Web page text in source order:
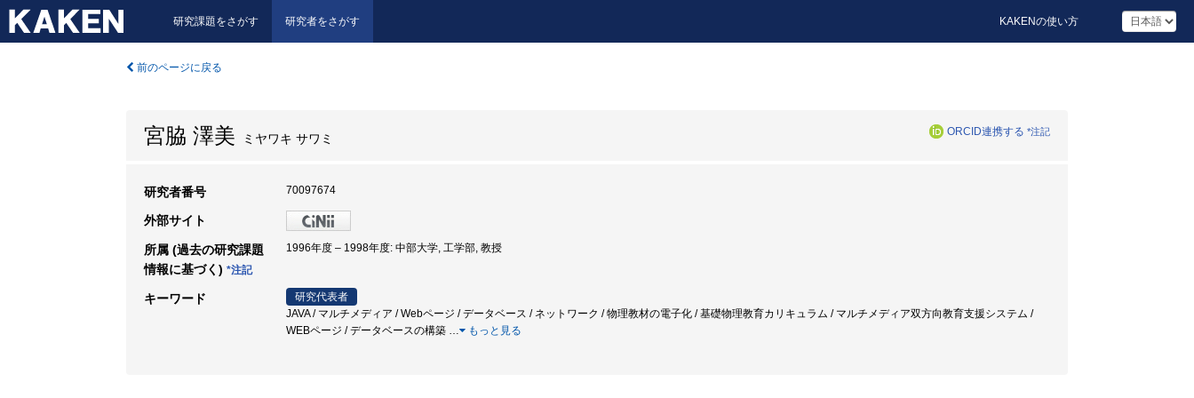
研究課題をさがす 研究者をさがす KAKENの使い方
前のページに戻る
宮脇 澤美 ミヤワキ サワミ ORCID連携する *注記
研究者番号 70097674
外部サイト
所属 (過去の研究課題
情報に基づく) *注記
1996年度 – 1998年度: 中部大学, 工学部, 教授
キーワード
研究代表者
JAVA / マルチメディア / Webページ / データベース / ネットワーク / 物理教材の電子化 / 基礎物理教育カリキュラム / マルチメディア双方向教育支援システム /
WEBページ / データベースの構築 … もっと見る